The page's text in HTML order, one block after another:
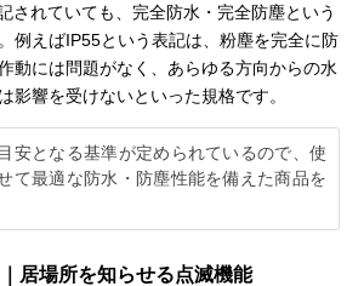
されていても、完全防水・完全防塵という
例えばIP55という表記は、粉塵を完全に防
動には問題がなく、あらゆる方向からの水
影響を受けないといった規格です。
安となる基準が定められているので、使
て最適な防水・防塵性能を備えた商品を
居場所を知らせる点滅機能